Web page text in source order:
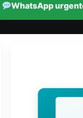
WhatsApp